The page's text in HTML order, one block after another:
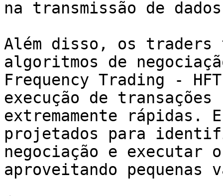
na transmissão de
Além disso, os traders
algoritmos de
Frequency Trading -
execução de transações
extremamente rápidas.
projetados para
negociação e executar
aproveitando pequenas